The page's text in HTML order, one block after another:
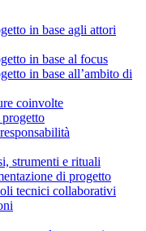
in base agli attori
in base al focus
in base all’ambito di
coinvolte
strumenti e rituali
di progetto
tecnici collaborativi